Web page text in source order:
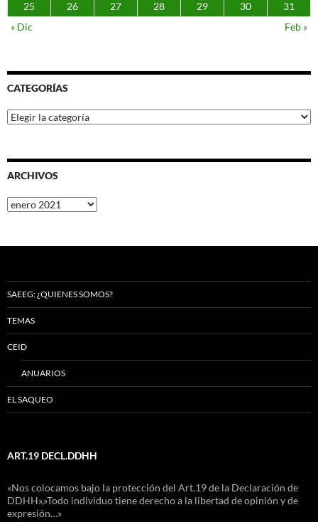
25
26 27 28 29 30
31
« Dic
Feb »
CATEGORÍAS
Categorías
ARCHIVOS
Archivos
SAEEG: ¿QUIENES SOMOS?
TEMAS
CEID
ANUARIOS
EL SAQUEO
ART.19 DECL.DDHH
«Nos colocamos bajo la protección del Art.19 de la Declaración de
DDHH»,»Todo individuo tiene derecho a la libertad de opinión y de
expresión…»